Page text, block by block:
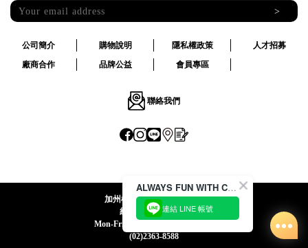
>
公司簡介 購物說明 隱私權政策
人才招募
廠商合作
品牌公益 會員專區
聯絡我們
加州椰子國際股份有限公司
統一編號:24492069
Mon-Fri 09:00-12:30 / 13:30-18:00
(02)2363-8588
ALWAYS FUN WITH CACO !
連結 LINE 帳號